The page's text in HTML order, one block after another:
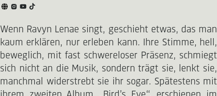
Wenn Ravyn Lenae singt, geschieht etwas, das man
kaum erklären, nur erleben kann. Ihre Stimme, hell,
beweglich, mit fast schwereloser Präsenz, schmiegt
sich nicht an die Musik, sondern trägt sie, lenkt sie,
manchmal widerstrebt sie ihr sogar. Spätestens mit